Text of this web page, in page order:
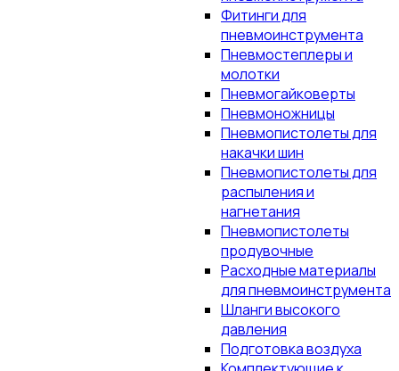
Фитинги для
пневмоинструмента
Пневмостеплеры и
молотки
Пневмогайковерты
Пневмоножницы
Пневмопистолеты для
накачки шин
Пневмопистолеты для
распыления и
нагнетания
Пневмопистолеты
продувочные
Расходные материалы
для пневмоинструмента
Шланги высокого
давления
Подготовка воздуха